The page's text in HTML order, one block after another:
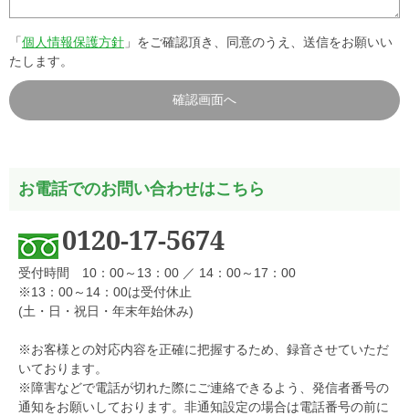
「個人情報保護方針 」をご確認頂き、同意のうえ、送信をお願いい
たします。
お電話でのお問い合わせはこちら
0120-17-5674
受付時間 10：00～13：00 ／ 14：00～17：00
※13：00～14：00は受付休止
(土・日・祝日・年末年始休み)
※お客様との対応内容を正確に把握するため、録音させていただ
いております。
※障害などで電話が切れた際にご連絡できるよう、発信者番号の
通知をお願いしております。非通知設定の場合は電話番号の前に